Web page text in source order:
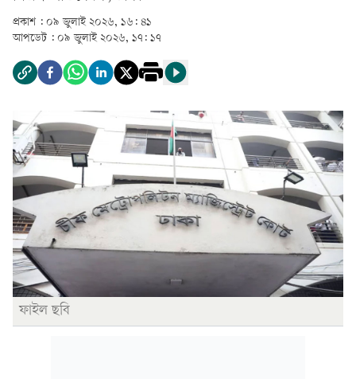
প্রকাশ : ০৯ জুলাই ২০২৬, ১৬: ৪১
আপডেট : ০৯ জুলাই ২০২৬, ১৭: ১৭
ফাইল ছবি